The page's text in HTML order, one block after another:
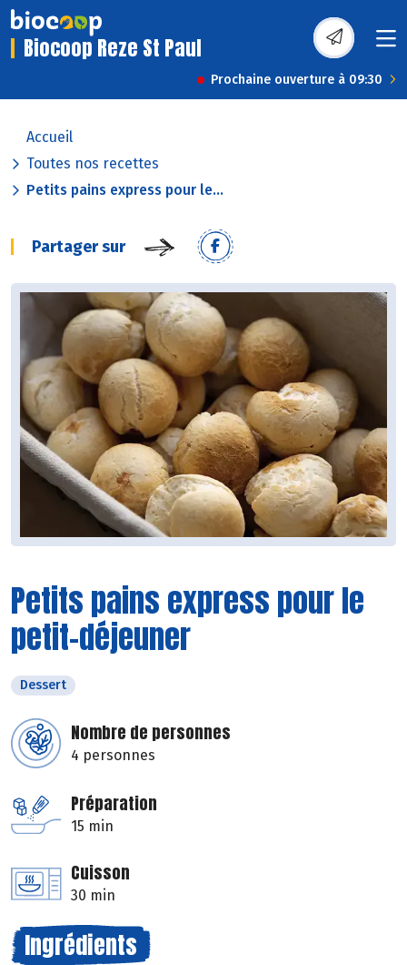
Biocoop Reze St Paul
Prochaine ouverture à 09:30
Accueil
Toutes nos recettes
Petits pains express pour le...
Partager sur
Petits pains express pour le
petit-déjeuner
Dessert
Nombre de personnes
4 personnes
Préparation
15 min
Cuisson
30 min
Ingrédients